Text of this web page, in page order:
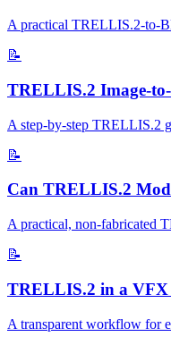
A practical TRELLIS.2-to-
📝
TRELLIS.2 Image-
A step-by-step TRELLIS.2
📝
Can TRELLIS.2
A practical, non-fabricated
📝
TRELLIS.2 in a VFX
A transparent workflow for